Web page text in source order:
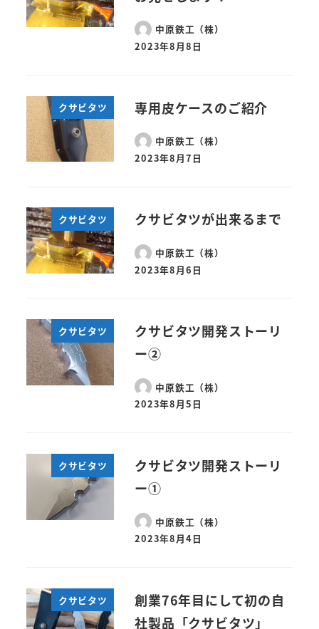
中原鉄工（株）
2023年8月8日
クサビタツ 専用皮ケースのご紹介
中原鉄工（株）
2023年8月7日
クサビタツ クサビタツが出来るまで
中原鉄工（株）
2023年8月6日
クサビタツ
クサビタツ開発ストーリ
ー②
中原鉄工（株）
2023年8月5日
クサビタツ
クサビタツ開発ストーリ
ー①
中原鉄工（株）
2023年8月4日
クサビタツ
創業76年目にして初の自
社製品「クサビタツ」